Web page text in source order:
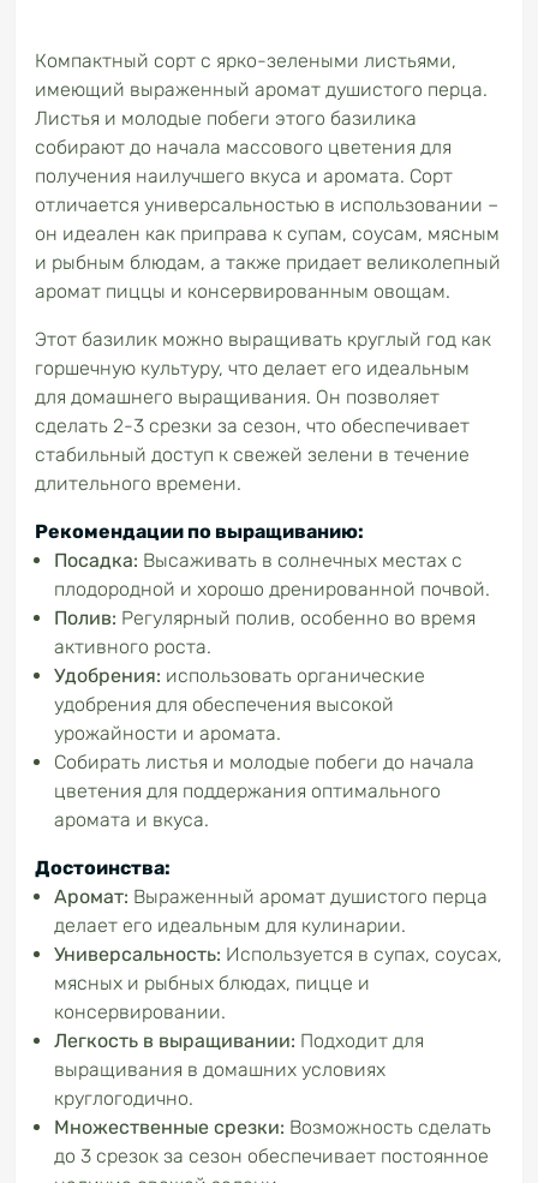
Компактный сорт с ярко-зелеными листьями,
имеющий выраженный аромат душистого перца.
Листья и молодые побеги этого базилика
собирают до начала массового цветения для
получения наилучшего вкуса и аромата. Сорт
отличается универсальностью в использовании –
он идеален как приправа к супам, соусам, мясным
и рыбным блюдам, а также придает великолепный
аромат пиццы и консервированным овощам.
Этот базилик можно выращивать круглый год как
горшечную культуру, что делает его идеальным
для домашнего выращивания. Он позволяет
сделать 2-3 срезки за сезон, что обеспечивает
стабильный доступ к свежей зелени в течение
длительного времени.
Рекомендации по выращиванию:
Посадка: Высаживать в солнечных местах с
плодородной и хорошо дренированной почвой.
Полив: Регулярный полив, особенно во время
активного роста.
Удобрения: использовать органические
удобрения для обеспечения высокой
урожайности и аромата.
Собирать листья и молодые побеги до начала
цветения для поддержания оптимального
аромата и вкуса.
Достоинства:
Аромат: Выраженный аромат душистого перца
делает его идеальным для кулинарии.
Универсальность: Используется в супах, соусах,
мясных и рыбных блюдах, пицце и
консервировании.
Легкость в выращивании: Подходит для
выращивания в домашних условиях
круглогодично.
Множественные срезки: Возможность сделать
до 3 срезок за сезон обеспечивает постоянное